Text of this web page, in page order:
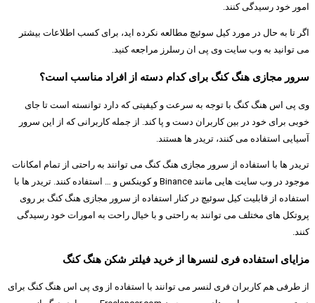
امور خود رسیدگی کنند.
اگر تا به حال در مورد کیل سوئیچ مطالعه نکرده اید، برای کسب اطلاعات بیشتر
می توانید به وب سایت وی پی ان رسلرز مراجعه کنید.
سرور مجازی هنگ کنگ برای کدام دسته از افراد مناسب است؟
وی پی اس هنگ کنگ با توجه به سرعت و کیفیتی که دارد توانسته است تا جای
خوبی برای خود در بین کاربران دست و پا کند. از جمله کاربرانی که از این سرور
آسیایی استفاده می کنند، تریدر ها هستند.
تریدر ها با استفاده از سرور مجازی هنگ کنگ می توانند به راحتی از تمام امکانات
موجود در وب سایت هایی مانند Binance و کوینکس و … استفاده کنند. تریدر ها با
استفاده از قابلیت کیل سوئیچ در کنار استفاده از سرور مجازی هنگ کنگ بر روی
پروتکل های مختلف می توانند به راحتی و با خیال راحت به امورات خود رسیدگی
کنند.
مزایای استفاده فری لنسرها از خرید فیلتر شکن هنگ کنگ
از طرفی هم کاربران فری لنسر می توانند با استفاده از وی پی اس هنگ کنگ برای